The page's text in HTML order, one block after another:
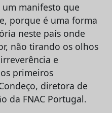
um manifesto que
porque é uma forma
neste país onde
não tirando os olhos
e
primeiros
diretora de
da FNAC Portugal.